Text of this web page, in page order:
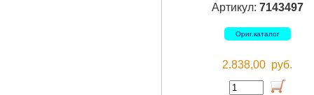
Артикул: 7143497
Ориг.каталог
2.838,00 руб.